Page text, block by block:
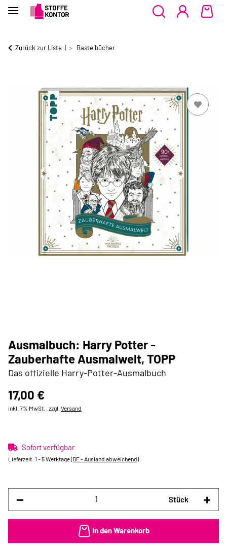
Zurück zur Liste Bastelbücher
Ausmalbuch: Harry Potter -
Zauberhafte Ausmalwelt, TOPP
Das offizielle Harry-Potter-Ausmalbuch
17,00 €
inkl. 7% MwSt. , zzgl. Versand
Sofort verfügbar
Lieferzeit: 1 - 5 Werktage(DE - Ausland abweichend)
Stück
In den Warenkorb